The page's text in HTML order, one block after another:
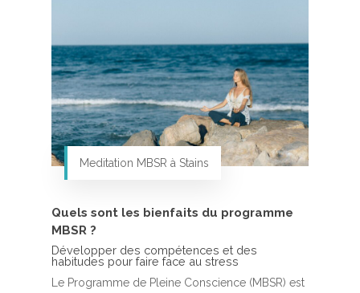
Meditation MBSR à Stains
Quels sont les bienfaits du programme
MBSR ?
Développer des compétences et des
habitudes pour faire face au stress
Le Programme de Pleine Conscience (MBSR) est